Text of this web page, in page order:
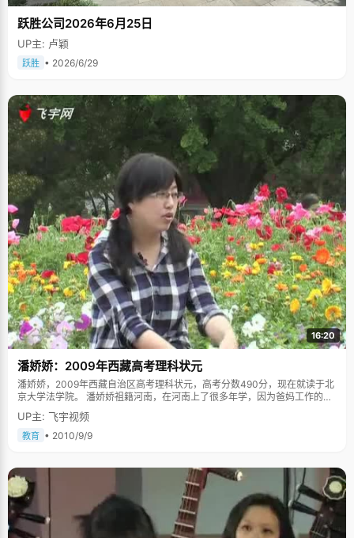
跃胜公司2026年6月25日
UP主: 卢颖
跃胜 • 2026/6/29
16:20
潘娇娇：2009年西藏高考理科状元
潘娇娇，2009年西藏自治区高考理科状元，高考分数490分，现在就读于北
京大学法学院。 潘娇娇祖籍河南，在河南上了很多年学，因为爸妈工作的原
因落了西藏的户口。在中国教育体制和户口制度不太健全完善的如今，潘娇
娇拥有了很多人羡慕的"低分照顾"。但是潘娇娇却从未因此而将自己与身边
同学区别对待。"小学的班主任老师曾经对我说过：&lsquo;你千万不能因为
别人差才行"。在学习的过程中，不管是在河南，还是在上海，潘娇娇在学习
上都特别努力，成绩一直排在班级前几名。所以这个状元，潘娇娇拿得很安
心。 曾经有段惨痛的英语学习经历 在河南上到小学四年级毕业后，潘娇娇跟
着爷爷奶奶到了上海接着上学。河南和上海的教育体育不一样，从小学一年
级开始就有英语教学。刚到上海的潘娇娇特别不适应，其他科目凭着扎实的
UP主: 飞宇视频
教育 • 2010/9/9